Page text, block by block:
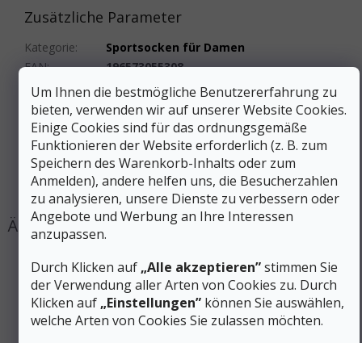
Um Ihnen die bestmögliche Benutzererfahrung zu
bieten, verwenden wir auf unserer Website Cookies.
Einige Cookies sind für das ordnungsgemäße
Funktionieren der Website erforderlich (z. B. zum
Speichern des Warenkorb-Inhalts oder zum
Anmelden), andere helfen uns, die Besucherzahlen
zu analysieren, unsere Dienste zu verbessern oder
Angebote und Werbung an Ihre Interessen
anzupassen.
Durch Klicken auf „Alle akzeptieren”stimmen Sie
der Verwendung aller Arten von Cookies zu. Durch
Klicken auf „Einstellungen” können Sie auswählen,
welche Arten von Cookies Sie zulassen möchten.
Zusätzliche Parameter
Kategorie:
Sportsocken für Damen
EAN:
196573055308
Geschlecht
Frauen
Material:
Wolle (Merino)/Synthetik
Farbe:
Violett
Produktart:
Socken
Sockenhöhe:
Hoch
#sizes_table#: hidden